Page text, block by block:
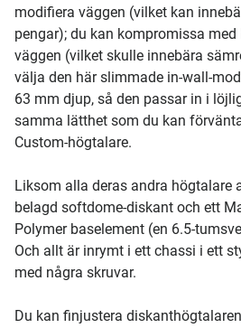
modifiera väggen (vilket kan
pengar); du kan kompromissa
väggen (vilket skulle innebära
välja den här slimmade in-wall-
63 mm djup, så den passar in i
samma lätthet som du kan
Custom-högtalare.
Liksom alla deras andra högtalare
belagd softdome-diskant och ett
Polymer baselement (en 6.5-
Och allt är inrymt i ett chassi i ett
med några skruvar.
Du kan finjustera